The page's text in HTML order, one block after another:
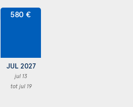
580 €
JUL 2027
jul 13
tot jul 19